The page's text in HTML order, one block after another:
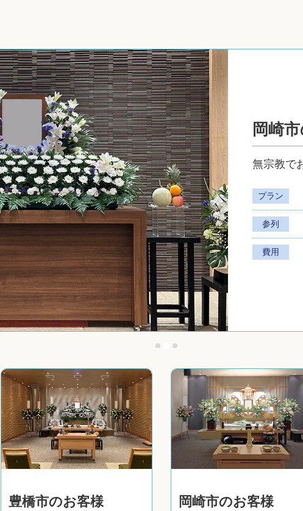
岡崎
無宗教で
プラン
参列
費用
豊橋市のお客様 岡崎市のお客様